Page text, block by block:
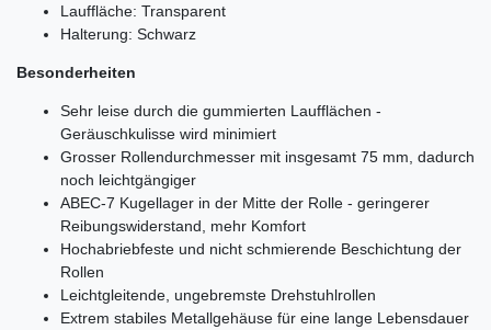
Lauffläche: Transparent
Halterung: Schwarz
Besonderheiten
Sehr leise durch die gummierten Laufflächen -
Geräuschkulisse wird minimiert
Grosser Rollendurchmesser mit insgesamt 75 mm, dadurch
noch leichtgängiger
ABEC-7 Kugellager in der Mitte der Rolle - geringerer
Reibungswiderstand, mehr Komfort
Hochabriebfeste und nicht schmierende Beschichtung der
Rollen
Leichtgleitende, ungebremste Drehstuhlrollen
Extrem stabiles Metallgehäuse für eine lange Lebensdauer